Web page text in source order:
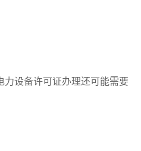
力设备许可证办理还可能需要